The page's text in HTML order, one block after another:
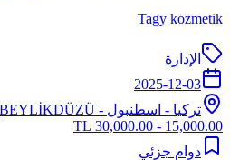
Tagy kozmetik
الإدارة
2025-12-03
تركيا - اسطنبول - BEYLİKDÜZÜ
15,000.00 - 30,000.00 TL
دوام جزئي